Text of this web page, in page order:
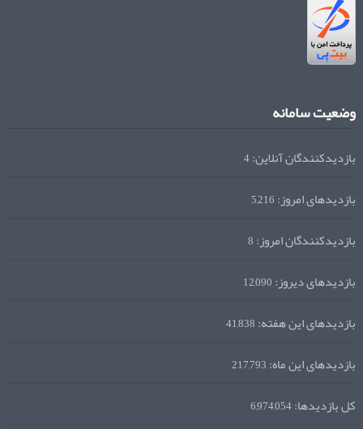
وضعیت سامانه
بازدیدکنندگان آنلاین:4
بازدیدهای امروز:5,216
بازدیدکنندگان امروز:8
بازدیدهای دیروز:12,090
بازدیدهای این هفته:41,838
بازدیدهای این ماه:217,793
کل بازدیدها:6,974,054